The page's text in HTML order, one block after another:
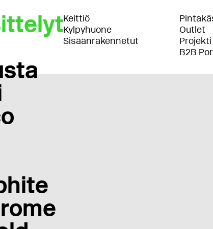
Keittiö
Kylpyhuone
Sisäänrakennetut
Outlet
Projekti
B2B